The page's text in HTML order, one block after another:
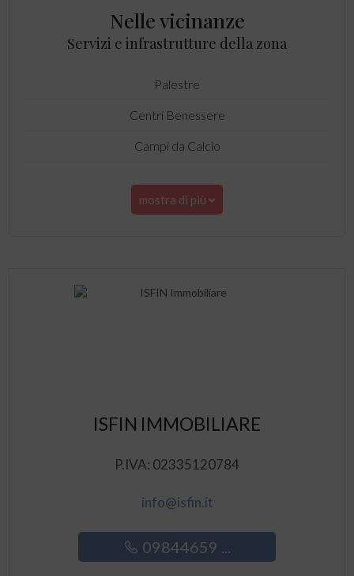
Nelle vicinanze
Servizi e infrastrutture della zona
Palestre
Centri Benessere
Campi da Calcio
mostra di più
ISFIN IMMOBILIARE
P.IVA: 02335120784
info@isfin.it
09844659 ...